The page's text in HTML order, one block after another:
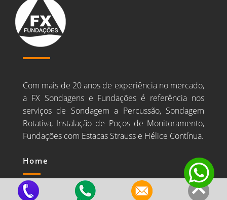
Com mais de 20 anos de experiência no mercado,
a FX Sondagens e Fundações é referência nos
serviços de Sondagem a Percussão, Sondagem
Rotativa, Instalação de Poços de Monitoramento,
Fundações com Estacas Strauss e Hélice Contínua.
Home
Estrutura e Equipe